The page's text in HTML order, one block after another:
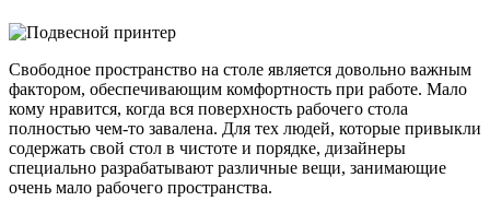
Свободное пространство на столе является довольно важным
фактором, обеспечивающим комфортность при работе. Мало
кому нравится, когда вся поверхность рабочего стола
полностью чем-то завалена. Для тех людей, которые привыкли
содержать свой стол в чистоте и порядке, дизайнеры
специально разрабатывают различные вещи, занимающие
очень мало рабочего пространства.